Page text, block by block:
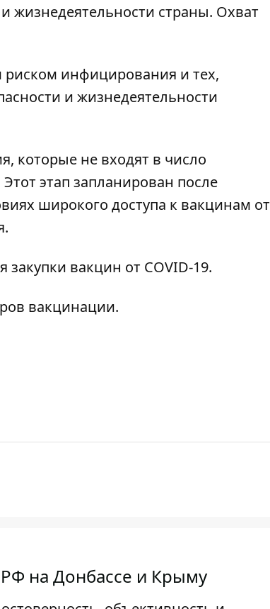
страны. Охват
инфицирования и тех,
и жизнедеятельности
которые не входят в число
этап запланирован после
широкого доступа к вакцинам от
закупки вакцин от COVID-19.
вакцинации.
РФ на Донбассе и Крыму